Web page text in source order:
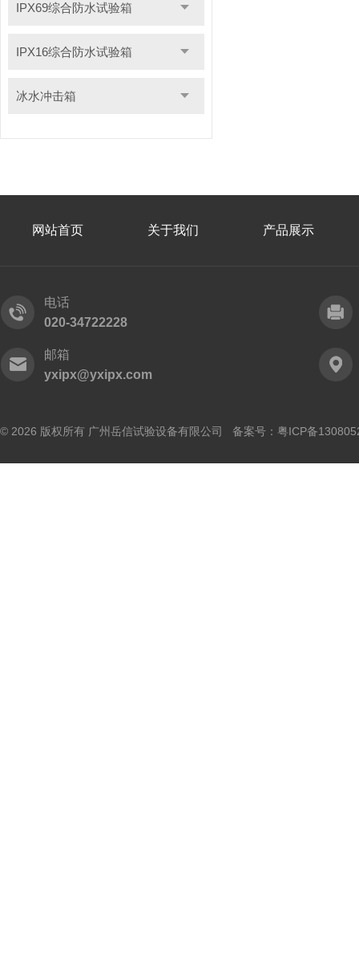
IPX69综合防水试验箱
IPX16综合防水试验箱
冰水冲击箱
网站首页 关于我们 产品展示
电话
020-34722228
邮箱
yxipx@yxipx.com
© 2026 版权所有 广州岳信试验设备有限公司 备案号： 粤ICP备